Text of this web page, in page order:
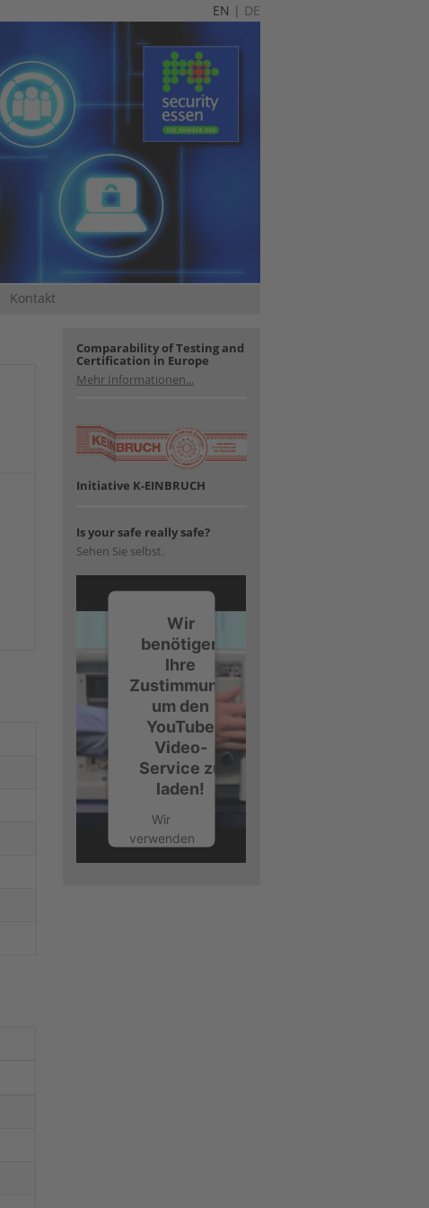
EN | DE
Kontakt
Comparability of Testing and
Certification in Europe
Mehr Informationen...
Initiative K-EINBRUCH
Is your safe really safe?
Sehen Sie selbst.
Wir
benötigen
Ihre
Zustimmung,
um den
YouTube
Video-
Service zu
laden!
Wir
verwenden